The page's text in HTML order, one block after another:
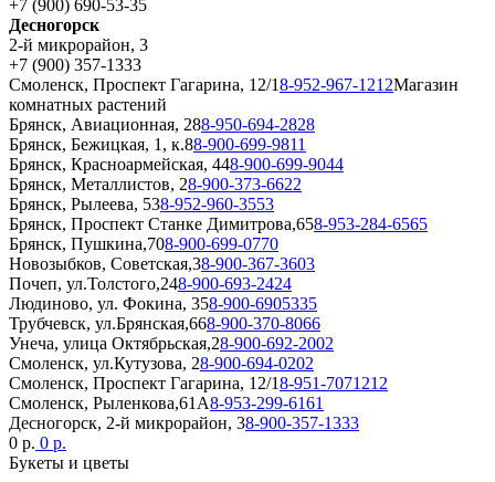
+7 (900) 690-53-35
Десногорск
2-й микрорайон, 3
+7 (900) 357-1333
Смоленск, Проспект Гагарина, 12/18-952-967-1212Магазин
комнатных растений
Брянск, Авиационная, 288-950-694-2828
Брянск, Бежицкая, 1, к.88-900-699-9811
Брянск, Красноармейская, 448-900-699-9044
Брянск, Металлистов, 28-900-373-6622
Брянск, Рылеева, 538-952-960-3553
Брянск, Проспект Станке Димитрова,658-953-284-6565
Брянск, Пушкина,708-900-699-0770
Новозыбков, Советская,38-900-367-3603
Почеп, ул.Толстого,248-900-693-2424
Людиново, ул. Фокина, 358-900-6905335
Трубчевск, ул.Брянская,668-900-370-8066
Унеча, улица Октябрьская,28-900-692-2002
Смоленск, ул.Кутузова, 28-900-694-0202
Смоленск, Проспект Гагарина, 12/18-951-7071212
Смоленск, Рыленкова,61А8-953-299-6161
Десногорск, 2-й микрорайон, 38-900-357-1333
0 р. 0 р.
Букеты и цветы